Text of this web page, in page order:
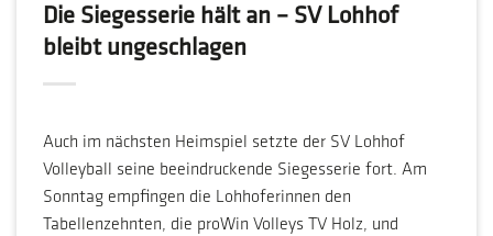
Die Siegesserie hält an – SV Lohhof
bleibt ungeschlagen
Auch im nächsten Heimspiel setzte der SV Lohhof
Volleyball seine beeindruckende Siegesserie fort. Am
Sonntag empfingen die Lohhoferinnen den
Tabellenzehnten, die proWin Volleys TV Holz, und